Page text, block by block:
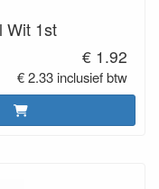
Wit 1st
€ 1.92
€ 2.33 inclusief btw